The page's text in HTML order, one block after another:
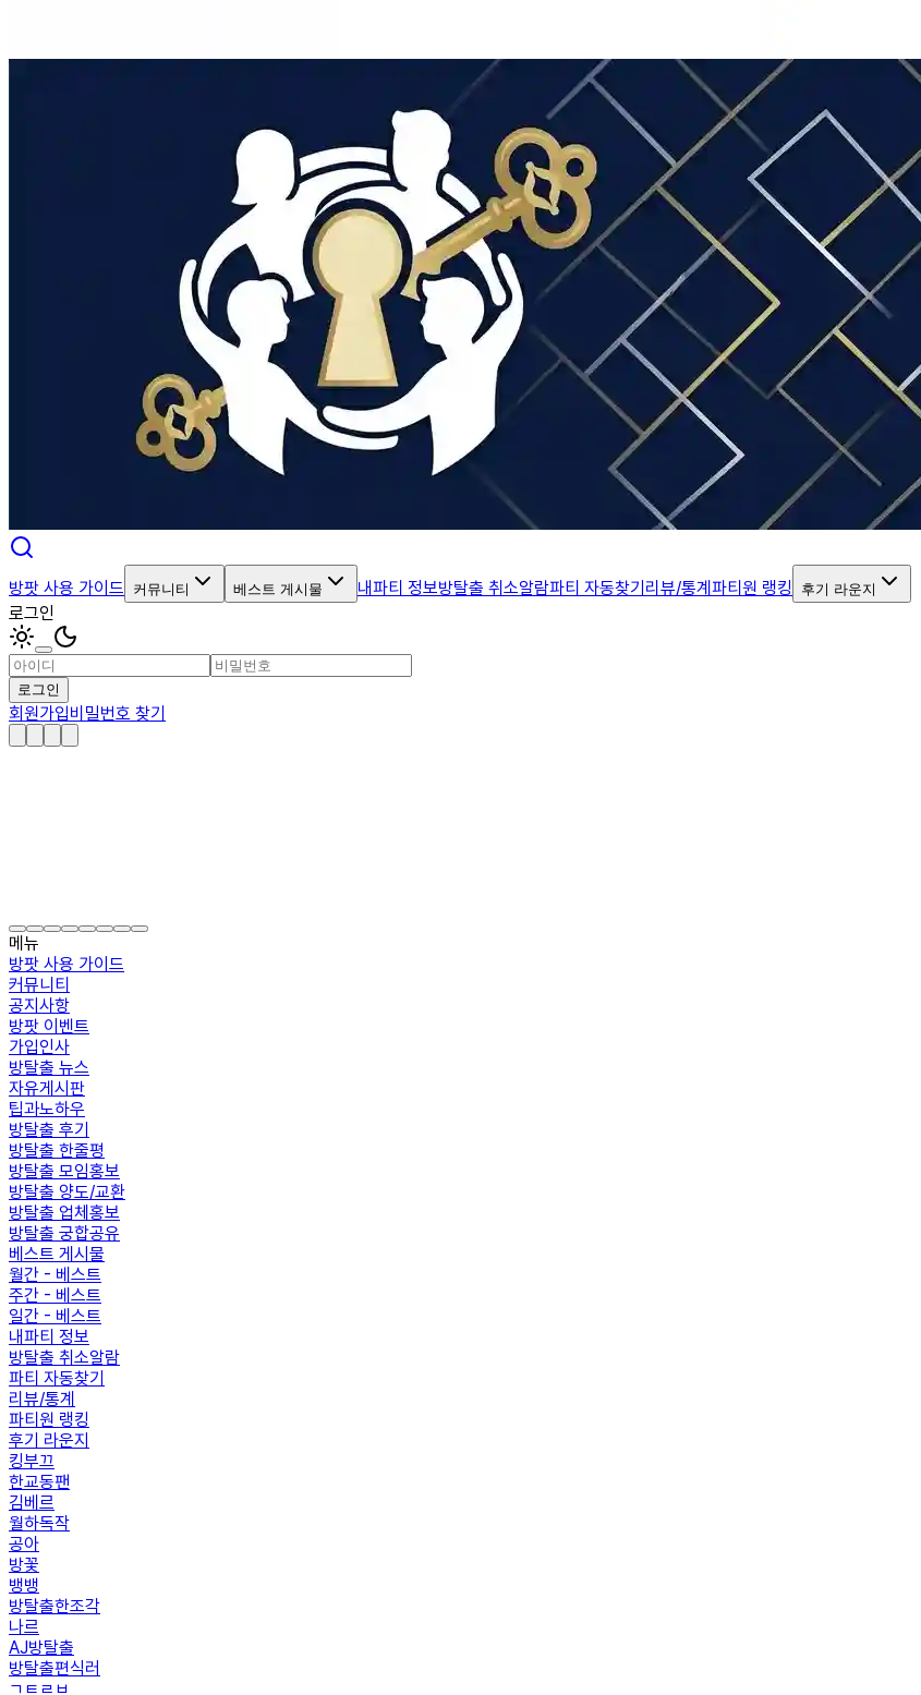
방팟 사용 가이드 커뮤니티 베스트 게시물 내파티 정보방탈출 취소알람파티 자동찾기리뷰/통계파티원 랭킹 후기 라운지
로그인
로그인
회원가입비밀번호 찾기
메뉴
방팟 사용 가이드
커뮤니티
공지사항
방팟 이벤트
가입인사
방탈출 뉴스
자유게시판
팁과노하우
방탈출 후기
방탈출 한줄평
방탈출 모임홍보
방탈출 양도/교환
방탈출 업체홍보
방탈출 궁합공유
베스트 게시물
월간 - 베스트
주간 - 베스트
일간 - 베스트
내파티 정보
방탈출 취소알람
파티 자동찾기
리뷰/통계
파티원 랭킹
후기 라운지
킹부끄
한교동팬
김베르
월하독작
공아
방꽃
뱅뱅
방탈출한조각
나르
AJ방탈출
방탈출편식러
ㄱㅌㄹㅂ